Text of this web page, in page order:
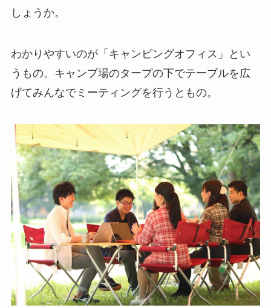
しょうか。
わかりやすいのが「 キャンピングオフィス 」とい
うもの。キャンプ場のタープの下でテーブルを広
げてみんなでミーティングを行うともの。